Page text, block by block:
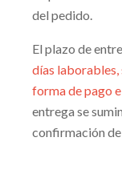
del pedido.
El plazo de
días laborables,
forma de pago
entrega se
confirmación